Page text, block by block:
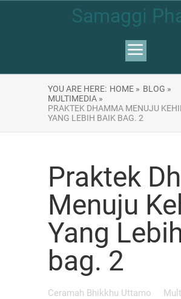
Samaggi
YOU ARE HERE: HOME » BLOG »
MULTIMEDIA »
PRAKTEK DHAMMA MENUJU
YANG LEBIH BAIK BAG. 2
Praktek
Menuju
Yang
bag. 2
Ceramah Bhikkhu Uttamo